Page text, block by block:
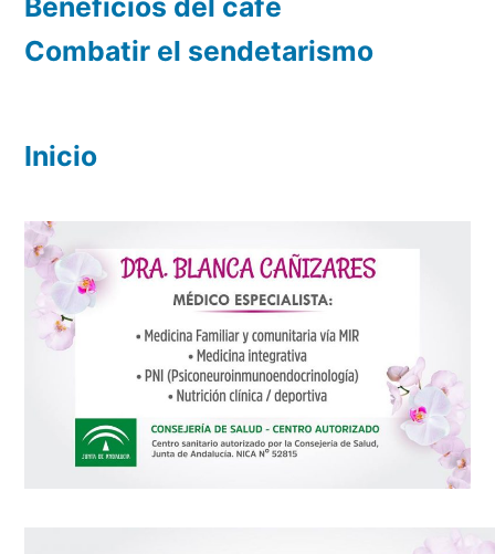
Beneficios del café
Combatir el sendetarismo
Inicio